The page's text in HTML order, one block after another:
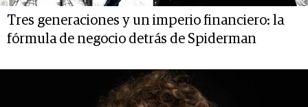
Tres generaciones y un imperio financiero: la
fórmula de negocio detrás de Spiderman